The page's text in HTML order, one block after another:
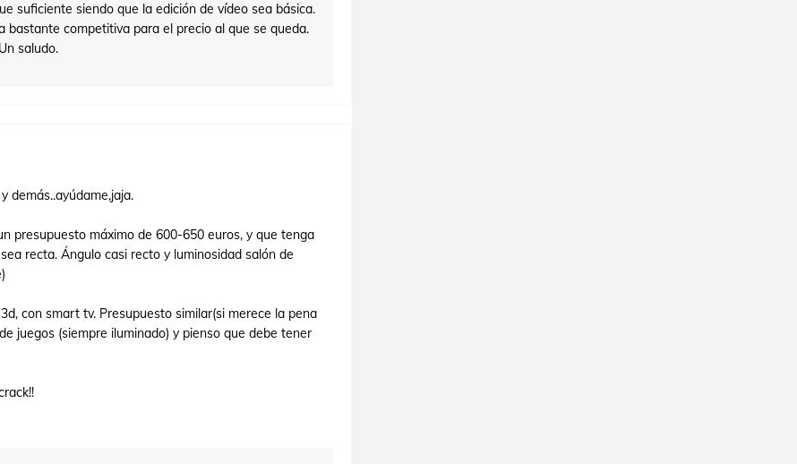
suficiente siendo que la edición de vídeo sea básica.
bastante competitiva para el precio al que se queda.
saludo.
demás..ayúdame,jaja.
presupuesto máximo de 600-650 euros, y que tenga
recta. Ángulo casi recto y luminosidad salón de
con smart tv. Presupuesto similar(si merece la pena
juegos (siempre iluminado) y pienso que debe tener